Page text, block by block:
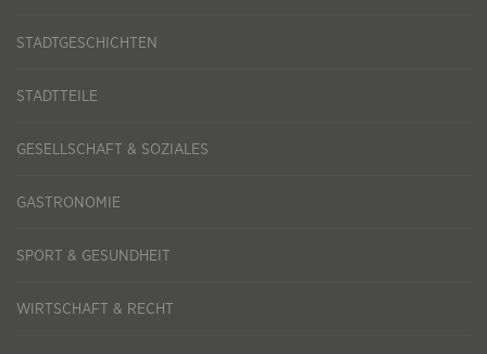
STADTGESCHICHTEN
STADTTEILE
GESELLSCHAFT & SOZIALES
GASTRONOMIE
SPORT & GESUNDHEIT
WIRTSCHAFT & RECHT